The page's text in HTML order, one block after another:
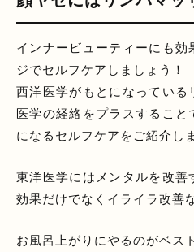
インナービューティーにも
ジでセルフケアしましょう！
西洋医学がもとになってい
医学の経絡をプラスすること
になるセルフケアをご紹介し
東洋医学にはメンタルを改
効果だけでなくイライラ改善
お風呂上がりにやるのがベス